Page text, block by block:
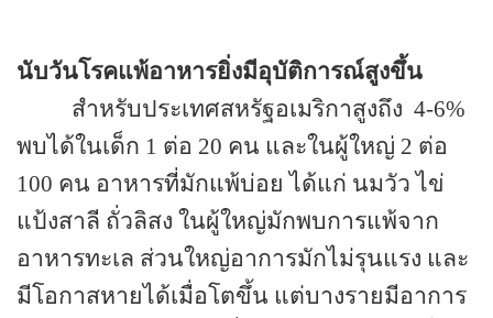
นับวันโรคแพ้อาหารยิ่งมีอุบัติการณ์สูงขึ้น
สำหรับประเทศสหรัฐอเมริกาสูงถึง 4-6%
พบได้ในเด็ก 1 ต่อ 20 คน และในผู้ใหญ่ 2 ต่อ
100 คน อาหารที่มักแพ้บ่อย ได้แก่ นมวัว ไข่
แป้งสาลี ถั่วลิสง ในผู้ใหญ่มักพบการแพ้จาก
อาหารทะเล ส่วนใหญ่อาการมักไม่รุนแรง และ
มีโอกาสหายได้เมื่อโตขึ้น แต่บางรายมีอาการ